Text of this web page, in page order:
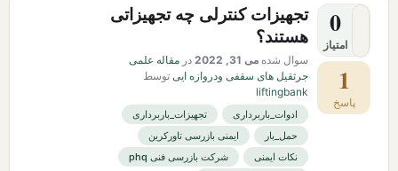
0
امتیاز
1
پاسخ
تجهیزات کنترلی چه تجهیزاتی
هستند؟
سوال شده می 31, 2022 در مقاله علمی
جرثقیل های سقفی ودروازه ایی توسط
liftingbank
ادوات_باربرداری
تجهیزات_باربرداری
حمل_بار
ایمنی بازرسی تاورکرین
نکات ایمنی
شرکت بازرسی فنی phq